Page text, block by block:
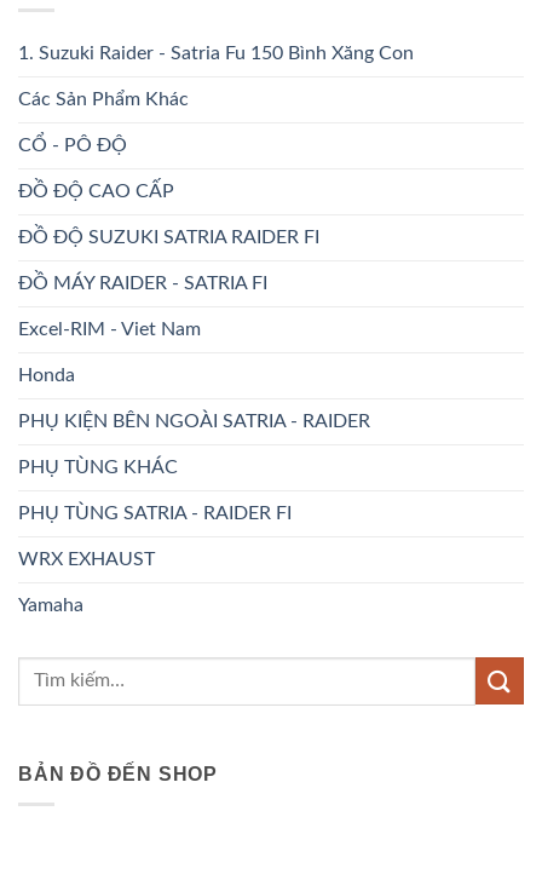
1. Suzuki Raider - Satria Fu 150 Bình Xăng Con
Các Sản Phẩm Khác
CỔ - PÔ ĐỘ
ĐỒ ĐỘ CAO CẤP
ĐỒ ĐỘ SUZUKI SATRIA RAIDER FI
ĐỒ MÁY RAIDER - SATRIA FI
Excel-RIM - Viet Nam
Honda
PHỤ KIỆN BÊN NGOÀI SATRIA - RAIDER
PHỤ TÙNG KHÁC
PHỤ TÙNG SATRIA - RAIDER FI
WRX EXHAUST
Yamaha
BẢN ĐỒ ĐẾN SHOP